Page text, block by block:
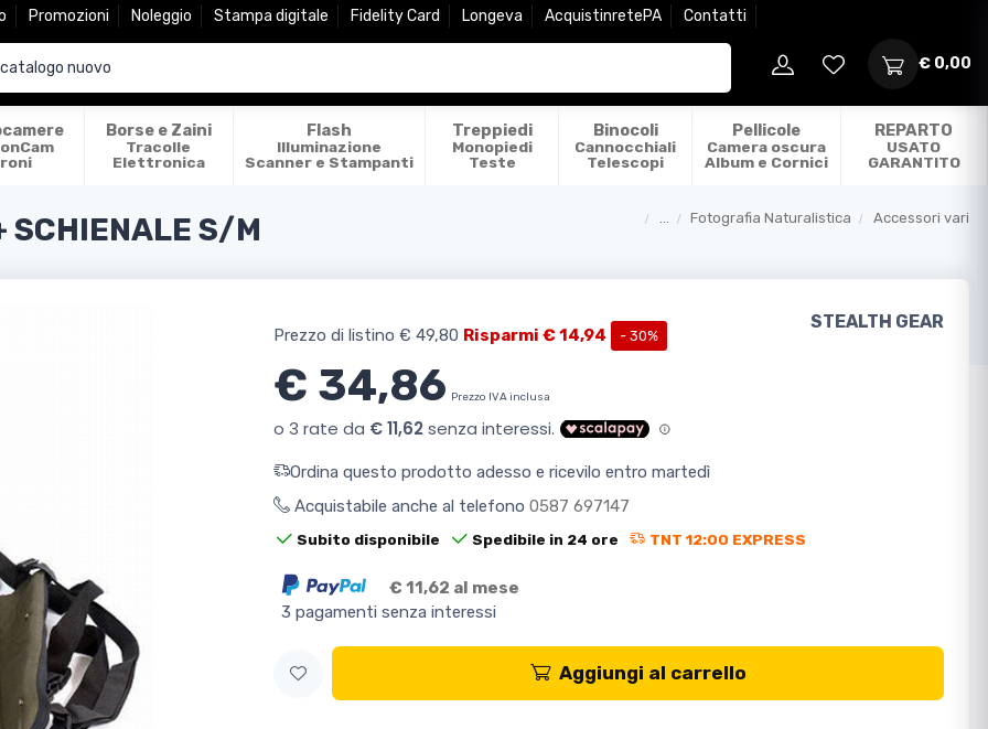
Promozioni Noleggio Stampa digitale Fidelity Card Longeva AcquistinretePA Contatti
€ 0,00
Borse e Zaini
Tracolle
Elettronica
Flash
Illuminazione
Scanner e Stampanti
Treppiedi
Monopiedi
Teste
Binocoli
Cannocchiali
Telescopi
Pellicole
Camera oscura
Album e Cornici
REPARTO
USATO
GARANTITO
Fotografia Naturalistica Accessori vari
SCHIENALE S/M
STEALTH GEAR
Prezzo di listino € 49,80 Risparmi € 14,94 - 30%
€ 34,86 Prezzo IVA inclusa
Ordina questo prodotto adesso e ricevilo entro martedì
Acquistabile anche al telefono 0587 697147
Subito disponibile Spedibile in 24 ore TNT 12:00 EXPRESS
€ 11,62 al mese
3 pagamenti senza interessi
Aggiungi al carrello